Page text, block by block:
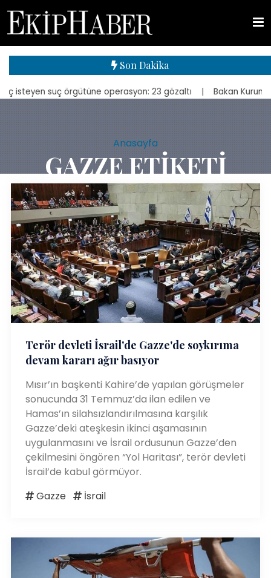
Son Dakika
örgütüne operasyon: 23 gözaltı | Bakan Kurum, yeniden inşa
GAZZE ETIKETI
Anasayfa
Terör devleti İsrail'de Gazze'de soykırıma
devam kararı ağır basıyor
Mısır’ın başkenti Kahire’de yapılan görüşmeler
sonucunda 31 Temmuz’da ilan edilen ve
Hamas’ın silahsızlandırılmasına karşılık
Gazze’deki ateşkesin ikinci aşamasının
uygulanmasını ve İsrail ordusunun Gazze’den
çekilmesini öngören “Yol Haritası”, terör devleti
İsrail’de kabul görmüyor.
Gazze
İsrail